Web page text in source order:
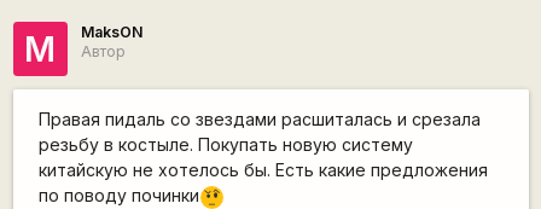
M
MaksON
Автор
Правая пидаль со звездами расшиталась и срезала
резьбу в костыле. Покупать новую систему
китайскую не хотелось бы. Есть какие предложения
по поводу починки???